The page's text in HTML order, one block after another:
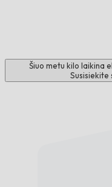
Šiuo metu kilo laikina
Susisiekite